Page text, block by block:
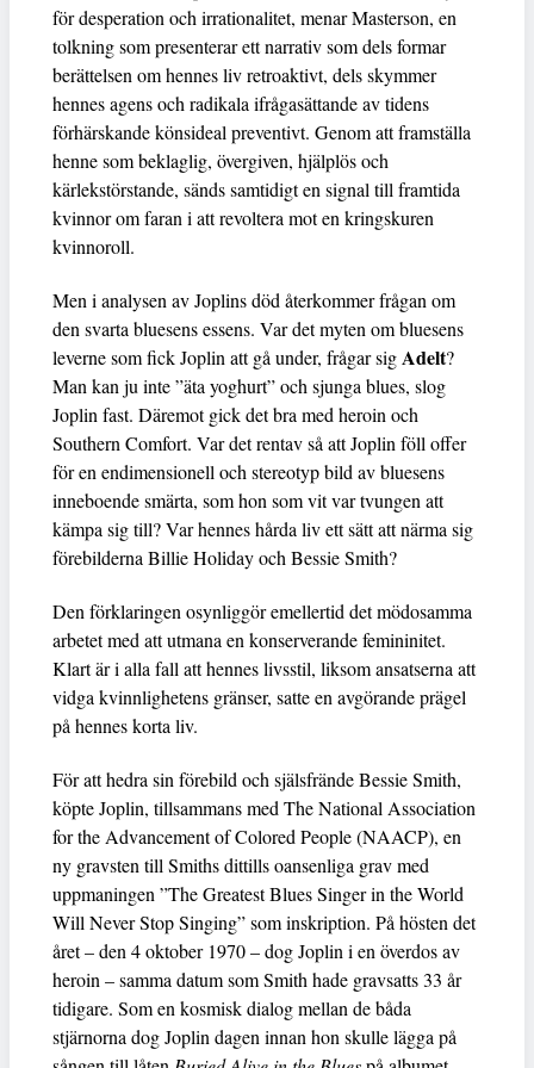
för desperation och irrationalitet, menar Masterson, en
tolkning som presenterar ett narrativ som dels formar
berättelsen om hennes liv retroaktivt, dels skymmer
hennes agens och radikala ifrågasättande av tidens
förhärskande könsideal preventivt. Genom att framställa
henne som beklaglig, övergiven, hjälplös och
kärlekstörstande, sänds samtidigt en signal till framtida
kvinnor om faran i att revoltera mot en kringskuren
kvinnoroll.
Men i analysen av Joplins död återkommer frågan om
den svarta bluesens essens. Var det myten om bluesens
leverne som fick Joplin att gå under, frågar sigAdelt?
Man kan ju inte ”äta yoghurt” och sjunga blues, slog
Joplin fast. Däremot gick det bra med heroin och
Southern Comfort. Var det rentav så att Joplin föll offer
för en endimensionell och stereotyp bild av bluesens
inneboende smärta, som hon som vit var tvungen att
kämpa sig till? Var hennes hårda liv ett sätt att närma sig
förebilderna Billie Holiday och Bessie Smith?
Den förklaringen osynliggör emellertid det mödosamma
arbetet med att utmana en konserverande femininitet.
Klart är i alla fall att hennes livsstil, liksom ansatserna att
vidga kvinnlighetens gränser, satte en avgörande prägel
på hennes korta liv.
För att hedra sin förebild och själsfrände Bessie Smith,
köpte Joplin, tillsammans med The National Association
for the Advancement of Colored People (NAACP), en
ny gravsten till Smiths dittills oansenliga grav med
uppmaningen ”The Greatest Blues Singer in the World
Will Never Stop Singing” som inskription. På hösten det
året – den 4 oktober 1970 – dog Joplin i en överdos av
heroin – samma datum som Smith hade gravsatts 33 år
tidigare. Som en kosmisk dialog mellan de båda
stjärnorna dog Joplin dagen innan hon skulle lägga på